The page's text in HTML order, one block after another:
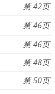
42
46
46
48
50